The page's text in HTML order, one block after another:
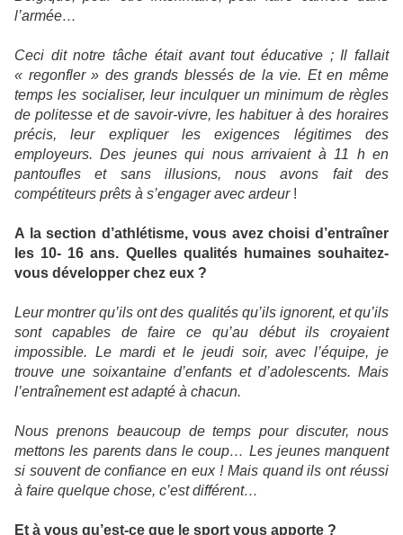
l’armée…
Ceci dit notre tâche était avant tout éducative ; Il fallait
« regonfler » des grands blessés de la vie. Et en même
temps les socialiser, leur inculquer un minimum de règles
de politesse et de savoir-vivre, les habituer à des horaires
précis, leur expliquer les exigences légitimes des
employeurs. Des jeunes qui nous arrivaient à 11 h en
pantoufles et sans illusions, nous avons fait des
compétiteurs prêts à s’engager avec ardeur!
A la section d’athlétisme, vous avez choisi d’entraîner
les 10- 16 ans. Quelles qualités humaines souhaitez-
vous développer chez eux ?
Leur montrer qu’ils ont des qualités qu’ils ignorent, et qu’ils
sont capables de faire ce qu’au début ils croyaient
impossible. Le mardi et le jeudi soir, avec l’équipe, je
trouve une soixantaine d’enfants et d’adolescents. Mais
l’entraînement est adapté à chacun.
Nous prenons beaucoup de temps pour discuter, nous
mettons les parents dans le coup… Les jeunes manquent
si souvent de confiance en eux ! Mais quand ils ont réussi
à faire quelque chose, c’est différent…
Et à vous qu’est-ce que le sport vous apporte ?